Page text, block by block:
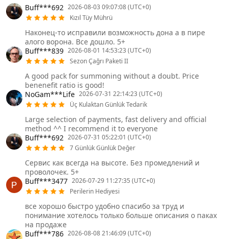
Buff***692 2026-08-03 09:07:08 (UTC+0)
Kızıl Tüy Mührü
Наконец-то исправили возможность дона а в пире
алого ворона. Все дошло. 5+
Buff***839 2026-08-01 14:53:23 (UTC+0)
Sezon Çağrı Paketi II
A good pack for summoning without a doubt. Price
benenefit ratio is good!
NoGam***Life 2026-07-31 22:14:23 (UTC+0)
Üç Kulaktan Günlük Tedarik
Large selection of payments, fast delivery and official
method ^^ I recommend it to everyone
Buff***692 2026-07-31 05:22:01 (UTC+0)
7 Günlük Günlük Değer
Сервис как всегда на высоте. Без промедлений и
проволочек. 5+
Buff***3477 2026-07-29 11:27:35 (UTC+0)
Perilerin Hediyesi
все хорошо быстро удобно спасибо за труд и
понимание хотелось только больше описания о паках
на продаже
Buff***786 2026-08-08 21:46:09 (UTC+0)